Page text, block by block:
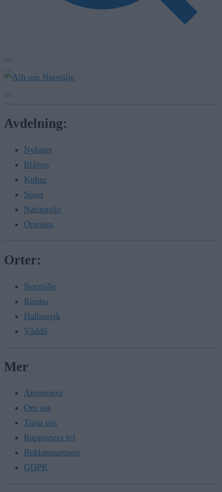
Avdelning:
Nyheter
Blåljus
Kultur
Sport
Näringsliv
Opinion
Orter:
Norrtälje
Rimbo
Hallstavik
Väddö
Mer
Annonsera
Om oss
Tipsa oss
Rapportera fel
Reklampartners
GDPR